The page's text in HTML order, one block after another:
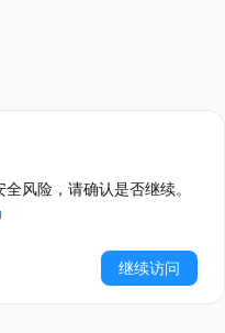
风险，请确认是否继续。
继续访问